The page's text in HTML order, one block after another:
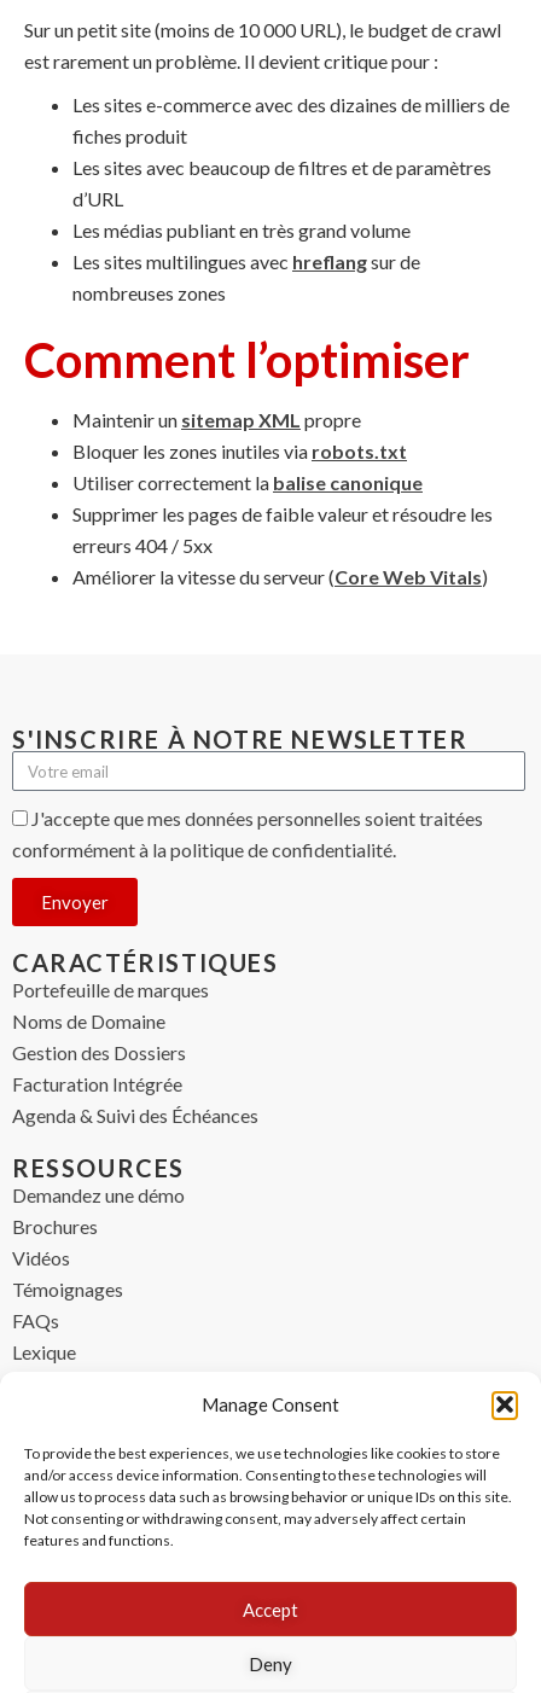
Manage Consent
To provide the best experiences, we use technologies like cookies to store
and/or access device information. Consenting to these technologies will
allow us to process data such as browsing behavior or unique IDs on this site.
Not consenting or withdrawing consent, may adversely affect certain
features and functions.
Accept
Deny
Sur un petit site (moins de 10 000 URL), le budget de crawl
est rarement un problème. Il devient critique pour :
Les sites e-commerce avec des dizaines de milliers de
fiches produit
Les sites avec beaucoup de filtres et de paramètres
d’URL
Les médias publiant en très grand volume
Les sites multilingues avec hreflangsur de
nombreuses zones
Comment l’optimiser
Maintenir un sitemap XML propre
Bloquer les zones inutiles via robots.txt
Utiliser correctement la balise canonique
Supprimer les pages de faible valeur et résoudre les
erreurs 404 / 5xx
Améliorer la vitesse du serveur (Core Web Vitals)
CARACTÉRISTIQUES
Portefeuille de marques
Noms de Domaine
Gestion des Dossiers
Facturation Intégrée
Agenda & Suivi des Échéances
S'INSCRIRE À NOTRE NEWSLETTER
J'accepte que mes données personnelles soient traitées
conformément à la politique de confidentialité.
Envoyer
RESSOURCES
Demandez une démo
Brochures
Vidéos
Témoignages
FAQs
Lexique
FR +33 (0) 1 84 17 45 32
UK +44 (0) 203 445 0535